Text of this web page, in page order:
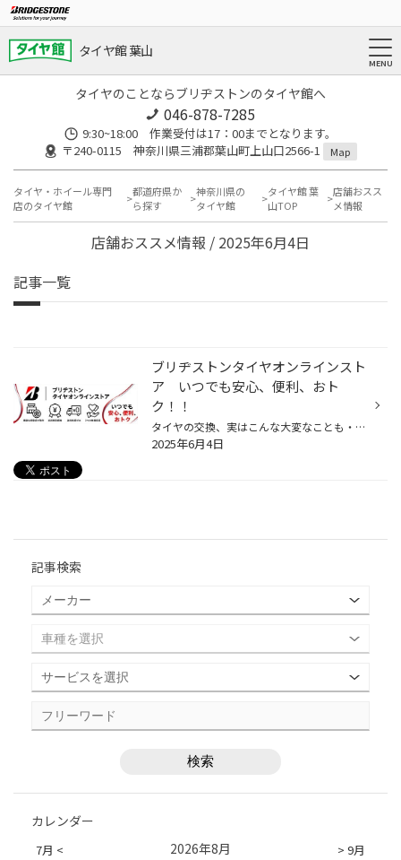
タイヤ館 葉山
タイヤのことならブリヂストンのタイヤ館へ
046-878-7285
9:30~18:00 作業受付は17：00までとなります。
〒240-0115 神奈川県三浦郡葉山町上山口2566-1
Map
タイヤ・ホイール専門
店のタイヤ館
都道府県か
ら探す
神奈川県の
タイヤ館
タイヤ館 葉
山TOP
店舗おスス
メ情報
店舗おススメ情報 / 2025年6月4日
記事一覧
ブリヂストンタイヤオンラインスト
ア いつでも安心、便利、おト
ク！！
タイヤの交換、実はこんな大変なことも・・。 店舗で購入しても在庫が無いと取付が後日に ネット購入は取付手配が別で必要なことも 行ってみないと取付店の品質が分からない 交換直後のパンクで思わぬ出費に ブリヂストン タイヤオンラインストアなら全部解決できます！ 【公式】ブリヂストンタイヤ...
2025年6月4日
記事検索
カレンダー
7月 < > 9月
2026年8月